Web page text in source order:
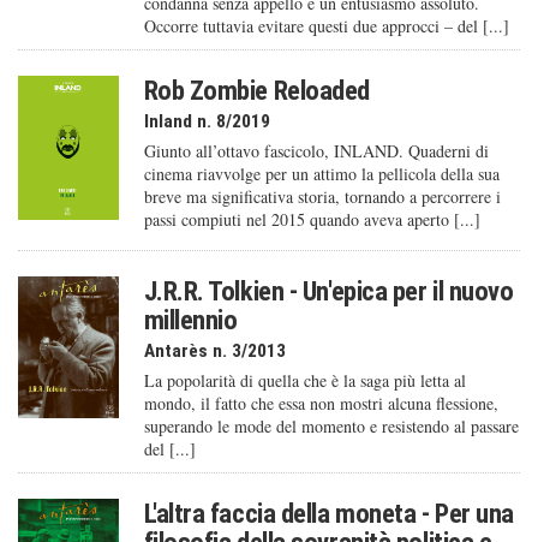
Occorre tuttavia evitare questi due approcci – del [...]
Rob Zombie Reloaded
Inland n. 8/2019
Giunto all’ottavo fascicolo, INLAND. Quaderni di
cinema riavvolge per un attimo la pellicola della sua
breve ma significativa storia, tornando a percorrere i
passi compiuti nel 2015 quando aveva aperto [...]
J.R.R. Tolkien - Un'epica per il nuovo
millennio
Antarès n. 3/2013
La popolarità di quella che è la saga più letta al
mondo, il fatto che essa non mostri alcuna flessione,
superando le mode del momento e resistendo al passare
del [...]
L'altra faccia della moneta - Per una